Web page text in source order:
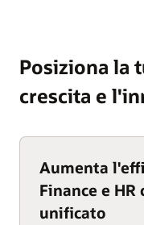
Posiziona la
crescita e
Aumenta
Finance e HR
unificato